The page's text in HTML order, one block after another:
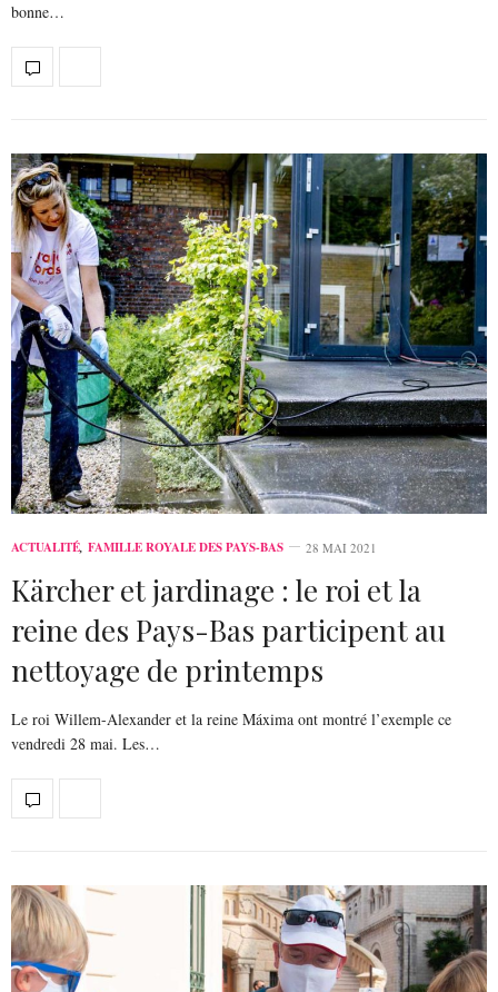
bonne…
ACTUALITÉ, FAMILLE ROYALE DES PAYS-BAS 28 MAI 2021
Kärcher et jardinage : le roi et la
reine des Pays-Bas participent au
nettoyage de printemps
Le roi Willem-Alexander et la reine Máxima ont montré l’exemple ce
vendredi 28 mai. Les…